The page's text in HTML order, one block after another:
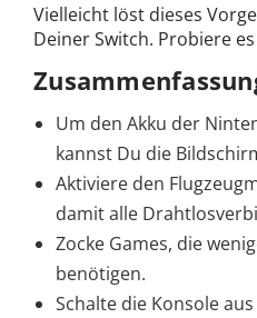
Vielleicht löst dieses
Deiner Switch. Probiere
Um den Akku der
kannst Du die
Aktiviere den
damit alle
Zocke Games, die
benötigen.
Schalte die Konsole